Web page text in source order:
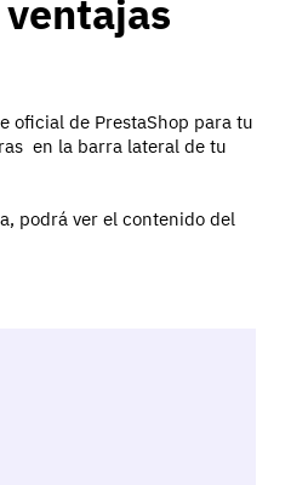
oficial de PrestaShop para tu
en la barra lateral de tu
podrá ver el contenido del